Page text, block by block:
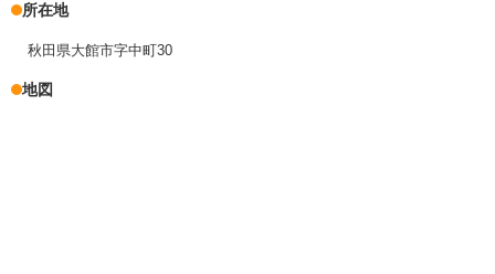
所在地
秋田県大館市字中町30
地図